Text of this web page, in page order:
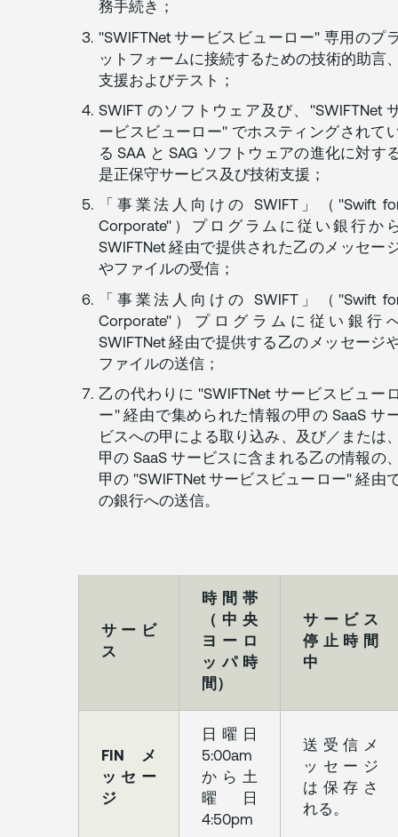
務手続き；
"SWIFTNet サービスビューロー" 専用のプ
ットフォームに接続するための技術的助言
支援およびテスト；
SWIFT のソフトウェア及び、"SWIFTNet
ービスビューロー" でホスティングされて
る SAA と SAG ソフトウェアの進化に対す
是正保守サービス及び技術支援；
「事業法人向けの SWIFT」（"Swift
Corporate"）プログラムに従い銀行か
SWIFTNet 経由で提供された乙のメッセー
やファイルの受信；
「事業法人向けの SWIFT」（"Swift
Corporate"）プログラムに従い銀行
SWIFTNet 経由で提供する乙のメッセージ
ファイルの送信；
乙の代わりに "SWIFTNet サービスビュー
ー" 経由で集められた情報の甲の SaaS サ
ビスへの甲による取り込み、及び／または
甲の SaaS サービスに含まれる乙の情報の
甲の "SWIFTNet サービスビューロー" 経由
の銀行への送信。
サービ
ス
時間帯
（中央
ヨーロ
ッパ時
間）
サービス
停止時間
中
FIN メ
ッセー
ジ
日曜日
5:00am
から土
曜日
4:50pm
送受信メ
ッセージ
は保存さ
れる。